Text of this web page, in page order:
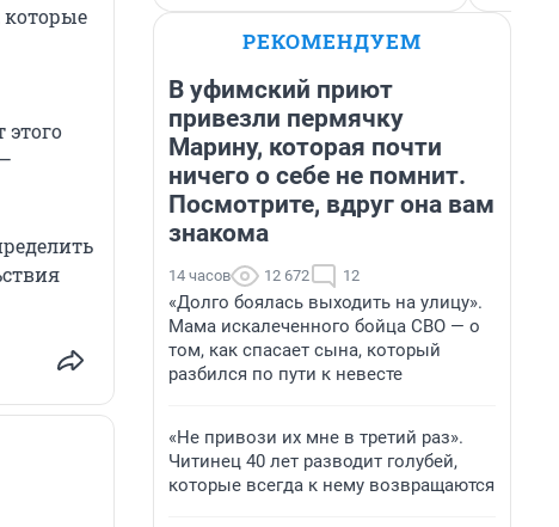
которые
РЕКОМЕНДУЕМ
В уфимский приют
привезли пермячку
Марину, которая почти
ничего о себе не помнит.
Посмотрите, вдруг она вам
знакома
14 часов 12 672 12
«Долго боялась выходить на улицу».
Мама искалеченного бойца СВО — о
том, как спасает сына, который
разбился по пути к невесте
«Не привози их мне в третий раз».
Читинец 40 лет разводит голубей,
которые всегда к нему возвращаются